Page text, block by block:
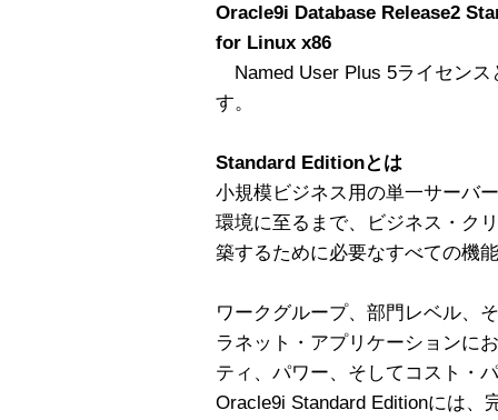
Oracle9i Database Release2
for Linux x86
Named User Plus 5ライセンス
す。
Standard Editionとは
小規模ビジネス用の単一サーバ
環境に至るまで、ビジネス・ク
築するために必要なすべての機
ワークグループ、部門レベル、
ラネット・アプリケーションに
ティ、パワー、そしてコスト・
Oracle9i Standard Editionには、